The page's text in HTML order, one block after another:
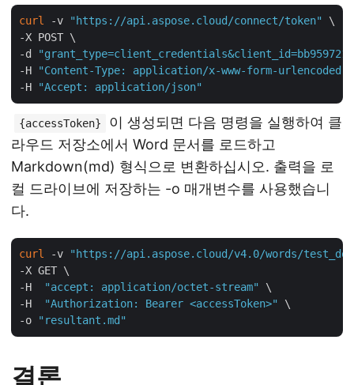
curl -v "https://api.aspose.cloud/connect/token"
\
-X POST \
-d
"grant_type=client_credentials&client_id=bb959721-
-H
"Content-Type: application/x-www-form-urlencoded"
-H
"Accept: application/json"
{accessToken}
이 생성되면 다음 명령을 실행하여 클
라우드 저장소에서 Word 문서를 로드하고
Markdown(md) 형식으로 변환하십시오. 출력을 로
컬 드라이브에 저장하는 -o 매개변수를 사용했습니
다.
curl -v
"https://api.aspose.cloud/v4.0/words/
-X GET \
-H
"accept: application/octet-stream"
\
-H
"Authorization: Bearer <accessToken>"
\
-o
"resultant.md"
결론